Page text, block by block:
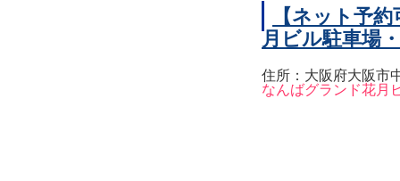
【ネット予
月ビル駐車場
住所：大阪府大阪市
なんばグランド花